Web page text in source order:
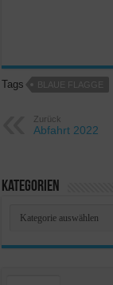
Tags BLAUE FLAGGE
Zurück
Abfahrt 2022
Kategorien